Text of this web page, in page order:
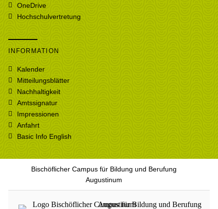
OneDrive
Hochschulvertretung
INFORMATION
Kalender
Mitteilungsblätter
Nachhaltigkeit
Amtssignatur
Impressionen
Anfahrt
Basic Info English
Bischöflicher Campus für Bildung und Berufung
Augustinum